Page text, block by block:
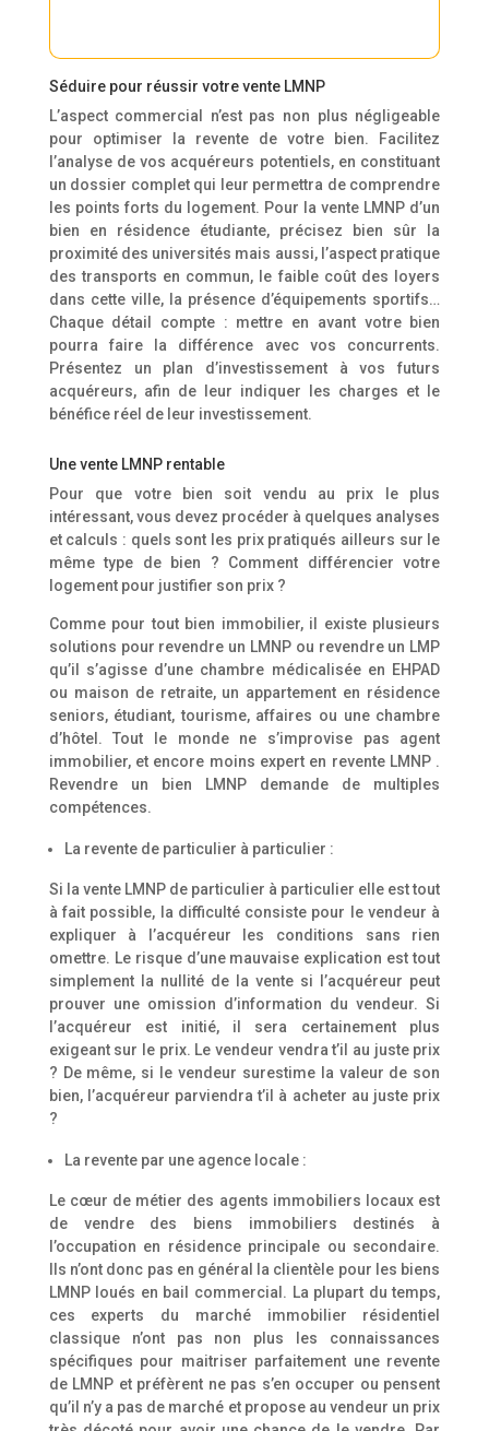
Séduire pour réussir votre vente LMNP
L’aspect commercial n’est pas non plus négligeable
pour optimiser la revente de votre bien. Facilitez
l’analyse de vos acquéreurs potentiels, en constituant
un dossier complet qui leur permettra de comprendre
les points forts du logement. Pour la vente LMNP d’un
bien en résidence étudiante, précisez bien sûr la
proximité des universités mais aussi, l’aspect pratique
des transports en commun, le faible coût des loyers
dans cette ville, la présence d’équipements sportifs…
Chaque détail compte : mettre en avant votre bien
pourra faire la différence avec vos concurrents.
Présentez un plan d’investissement à vos futurs
acquéreurs, afin de leur indiquer les charges et le
bénéfice réel de leur investissement.
Une vente LMNP rentable
Pour que votre bien soit vendu au prix le plus
intéressant, vous devez procéder à quelques analyses
et calculs : quels sont les prix pratiqués ailleurs sur le
même type de bien ? Comment différencier votre
logement pour justifier son prix ?
Comme pour tout bien immobilier, il existe plusieurs
solutions pour revendre un LMNP ou revendre un LMP
qu’il s’agisse d’une chambre médicalisée en EHPAD
ou maison de retraite, un appartement en résidence
seniors, étudiant, tourisme, affaires ou une chambre
d’hôtel. Tout le monde ne s’improvise pas agent
immobilier, et encore moins expert en revente LMNP .
Revendre un bien LMNP demande de multiples
compétences.
La revente de particulier à particulier :
Si la vente LMNP de particulier à particulier elle est tout
à fait possible, la difficulté consiste pour le vendeur à
expliquer à l’acquéreur les conditions sans rien
omettre. Le risque d’une mauvaise explication est tout
simplement la nullité de la vente si l’acquéreur peut
prouver une omission d’information du vendeur. Si
l’acquéreur est initié, il sera certainement plus
exigeant sur le prix. Le vendeur vendra t’il au juste prix
? De même, si le vendeur surestime la valeur de son
bien, l’acquéreur parviendra t’il à acheter au juste prix
?
La revente par une agence locale :
Le cœur de métier des agents immobiliers locaux est
de vendre des biens immobiliers destinés à
l’occupation en résidence principale ou secondaire.
Ils n’ont donc pas en général la clientèle pour les biens
LMNP loués en bail commercial. La plupart du temps,
ces experts du marché immobilier résidentiel
classique n’ont pas non plus les connaissances
spécifiques pour maitriser parfaitement une revente
de LMNP et préfèrent ne pas s’en occuper ou pensent
qu’il n’y a pas de marché et propose au vendeur un prix